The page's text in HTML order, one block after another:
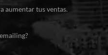
aumentar tus ventas.